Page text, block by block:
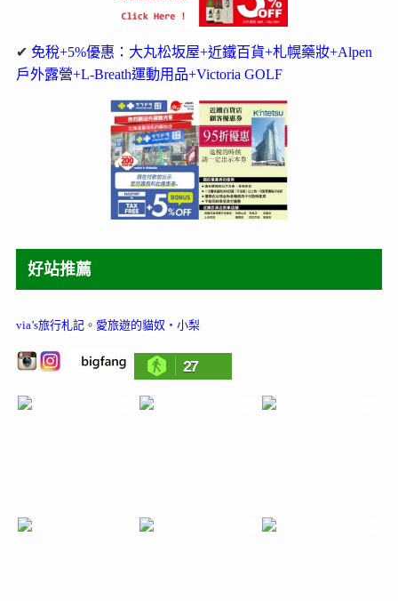
✔ 免稅+5%優惠：大丸松坂屋+近鐵百貨+札幌藥妝+Alpen
戶外露營+L-Breath運動用品+Victoria GOLF
好站推薦
via’s旅行札記。 愛旅遊的貓奴‧小梨
27